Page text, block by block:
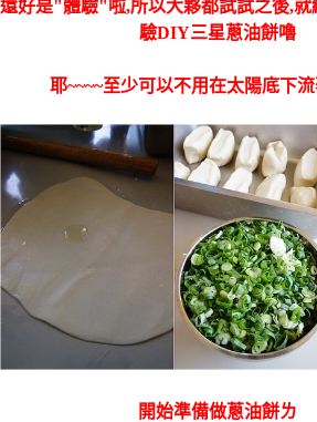
還好是"體驗"啦,所以大夥都試試之後,就
驗DIY三星蔥油餅嚕
耶~~~~至少可以不用在太陽底下
開始準備做蔥油餅ㄌ